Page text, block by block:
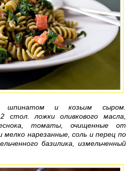
и козьим сыром.
стол. ложки оливкового масла,
томаты, очищенные от
мелко нарезанные, соль и перец по
базилика, измельченный